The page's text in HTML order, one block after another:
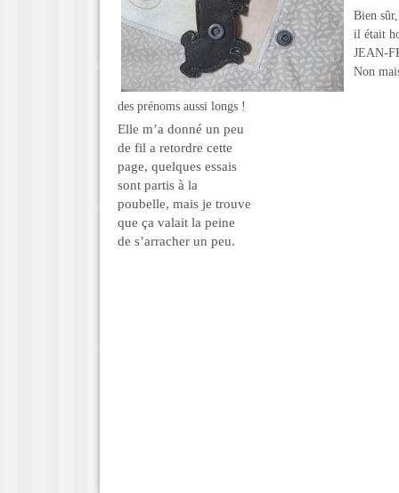
Bien
il était
JEAN-
Non
des prénoms aussi longs !
Elle m’a donné un peu
de fil a retordre cette
page, quelques essais
sont partis à la
poubelle, mais je trouve
que ça valait la peine
de s’arracher un peu.